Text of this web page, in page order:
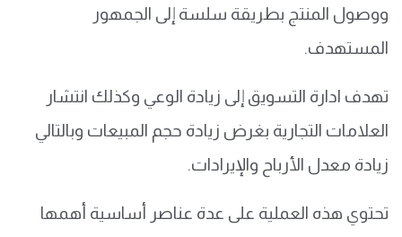
ووصول المنتج بطريقة سلسة إلى الجمهور
المستهدف.
تهدف ادارة التسويق إلى زيادة الوعي وكذلك انتشار
العلامات التجارية بغرض زيادة حجم المبيعات وبالتالي
زيادة معدل الأرباح والإيرادات.
تحتوي هذه العملية على عدة عناصر أساسية أهمها